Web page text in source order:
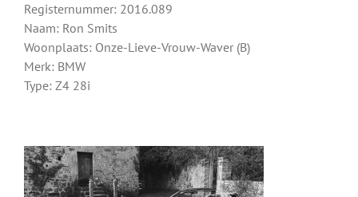
Registernummer: 2016.089
Naam: Ron Smits
Woonplaats: Onze-Lieve-Vrouw-Waver (B)
Merk: BMW
Type: Z4 28i